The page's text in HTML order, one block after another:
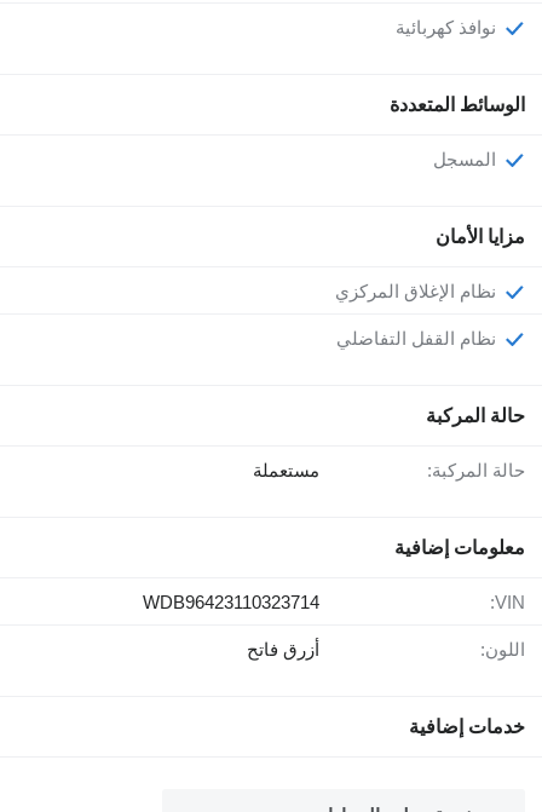
نوافذ كهربائية
الوسائط المتعددة
المسجل
مزايا الأمان
نظام الإغلاق المركزي
نظام القفل التفاضلي
حالة المركبة
حالة المركبة: مستعملة
معلومات إضافية
VIN:
WDB96423110323714
اللون: أزرق فاتح
خدمات إضافية